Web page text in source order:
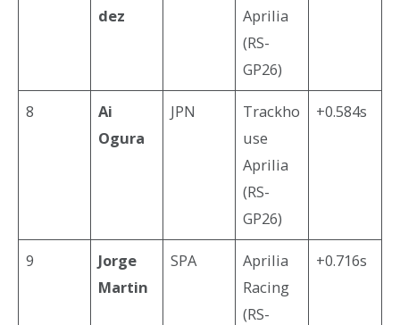
dez
Aprilia
(RS-
GP26)
8
Ai
Ogura
JPN
Trackho
use
Aprilia
(RS-
GP26)
+0.584s
9
Jorge
Martin
SPA
Aprilia
Racing
(RS-
+0.716s